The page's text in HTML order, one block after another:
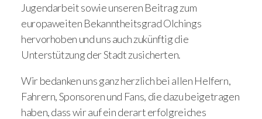
Jugendarbeit sowie unseren Beitrag zum
europaweiten Bekanntheitsgrad Olchings
hervorhoben und uns auch zukünftig die
Unterstützung der Stadt zusicherten.
Wir bedanken uns ganz herzlich bei allen Helfern,
Fahrern, Sponsoren und Fans, die dazu beigetragen
haben, dass wir auf ein derart erfolgreiches